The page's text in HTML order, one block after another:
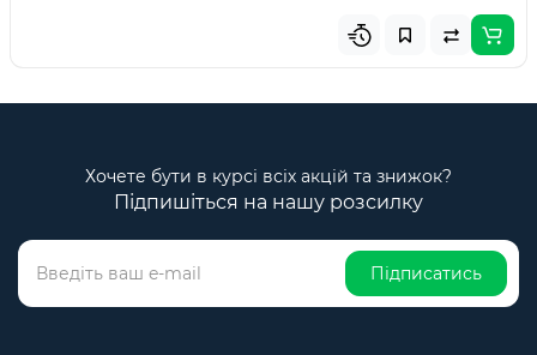
Хочете бути в курсі всіх акцій та знижок?
Підпишіться на нашу розсилку
Підписатись